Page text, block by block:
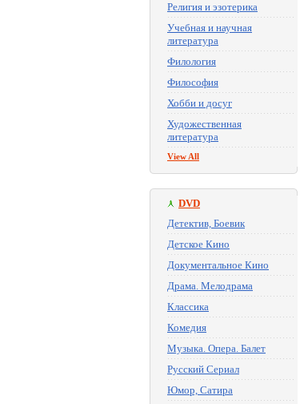
Религия и эзотерика
Учебная и научная
литература
Филология
Философия
Хобби и досуг
Художественная
литература
View All
DVD
Детектив, Боевик
Детское Кино
Документальное Кино
Драма. Мелодрама
Классика
Комедия
Музыка. Опера. Балет
Русский Сериал
Юмор, Сатира